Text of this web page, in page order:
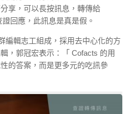
享，可以長按訊息，轉傳給
回應，此訊息是真是假。
編輯志工組成，採用去中心化的方
，郭冠宏表示：「 Cofacts 的用
的答案，而是更多元的吃訊參